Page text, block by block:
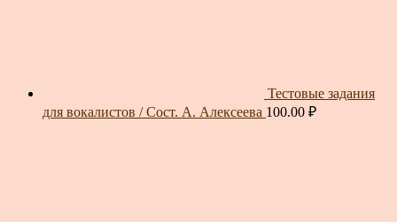
Тестовые задания
для вокалистов / Сост. А. Алексеева 100.00 ₽